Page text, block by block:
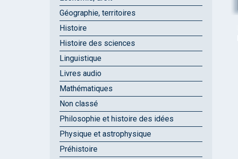
Géographie, territoires
Histoire
Histoire des sciences
Linguistique
Livres audio
Mathématiques
Non classé
Philosophie et histoire des idées
Physique et astrophysique
Préhistoire